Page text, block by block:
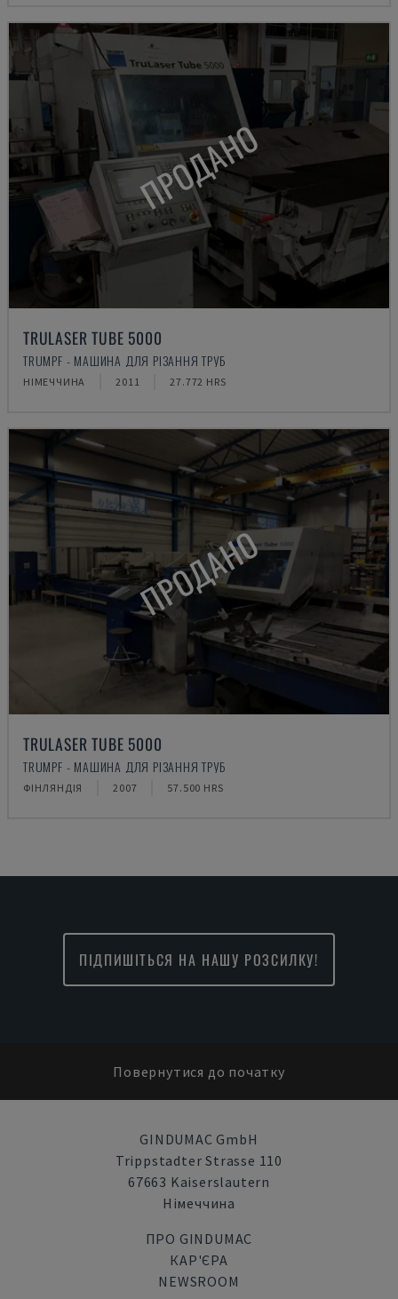
ПРОДАНО
TRULASER TUBE 5000
TRUMPF - МАШИНА ДЛЯ РІЗАННЯ ТРУБ
НІМЕЧЧИНА 2011 27.772 HRS
ПРОДАНО
TRULASER TUBE 5000
TRUMPF - МАШИНА ДЛЯ РІЗАННЯ ТРУБ
ФІНЛЯНДІЯ 2007 57.500 HRS
ПІДПИШІТЬСЯ НА НАШУ РОЗСИЛКУ!
Повернутися до початку
GINDUMAC GmbH
Trippstadter Strasse 110
67663 Kaiserslautern
Німеччина
ПРО GINDUMAC
КАР'ЄРА
NEWSROOM